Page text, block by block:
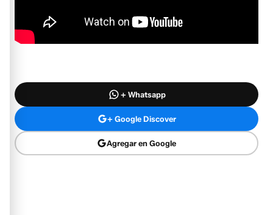
+ Whatsapp
+ Google Discover
Agregar en Google